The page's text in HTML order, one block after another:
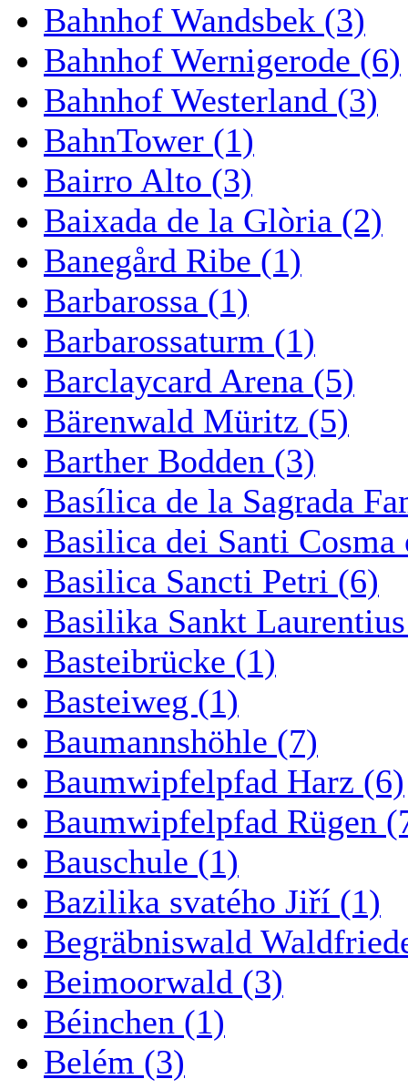
Bahnhof Wandsbek (3)
Bahnhof Wernigerode (6)
Bahnhof Westerland (3)
BahnTower (1)
Bairro Alto (3)
Baixada de la Glòria (2)
Banegård Ribe (1)
Barbarossa (1)
Barbarossaturm (1)
Barclaycard Arena (5)
Bärenwald Müritz (5)
Barther Bodden (3)
Basílica de la Sagrada
Basilica dei Santi
Basilica Sancti Petri (6)
Basilika Sankt
Basteibrücke (1)
Basteiweg (1)
Baumannshöhle (7)
Baumwipfelpfad Harz (6)
Baumwipfelpfad Rügen
Bauschule (1)
Bazilika svatého Jiří (1)
Begräbniswald
Beimoorwald (3)
Béinchen (1)
Belém (3)